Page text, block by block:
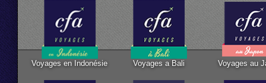
Voyages en Indonésie Voyages a Bali Voyages au